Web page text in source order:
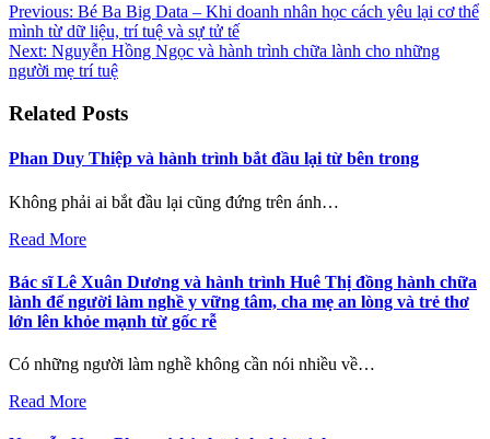
Điều
hướng
bài
viết
Previous: Bé Ba Big Data – Khi doanh nhân học cách yêu lại cơ thể
mình từ dữ liệu, trí tuệ và sự tử tế
Next: Nguyễn Hồng Ngọc và hành trình chữa lành cho những
người mẹ trí tuệ
Related Posts
Phan Duy Thiệp và hành trình bắt đầu lại từ bên trong
Không phải ai bắt đầu lại cũng đứng trên ánh…
Read More
Bác sĩ Lê Xuân Dương và hành trình Huê Thị đồng hành chữa
lành để người làm nghề y vững tâm, cha mẹ an lòng và trẻ thơ
lớn lên khỏe mạnh từ gốc rễ
Có những người làm nghề không cần nói nhiều về…
Read More